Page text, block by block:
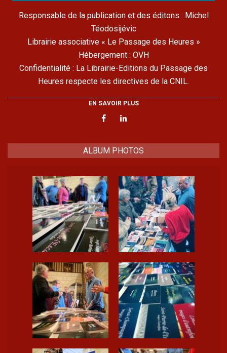
Responsable de la publication et des éditons : Michel
Téodosijévic
Librairie associative « Le Passage des Heures »
Hébergement : OVH
Confidentialité : La Librairie-Editions du Passage des
Heures respecte les directives de la CNIL.
EN SAVOIR PLUS
ALBUM PHOTOS